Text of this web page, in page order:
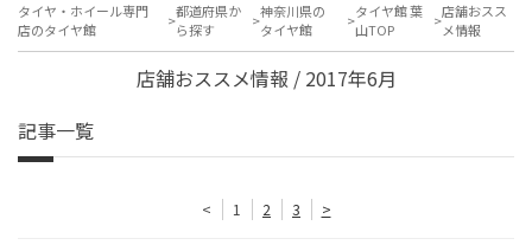
タイヤ・ホイール専門
店のタイヤ館
都道府県か
ら探す
神奈川県の
タイヤ館
タイヤ館 葉
山TOP
店舗おスス
メ情報
店舗おススメ情報 / 2017年6月
記事一覧
< 1 2 3 >